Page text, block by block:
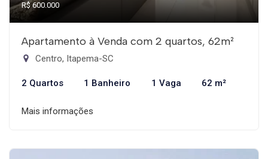
R$ 600.000
Apartamento à Venda com 2 quartos, 62m²
Centro, Itapema-SC
2 Quartos 1 Banheiro 1 Vaga 62 m²
Mais informações